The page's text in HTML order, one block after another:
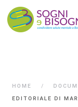
HOME
EDITORIALE DI